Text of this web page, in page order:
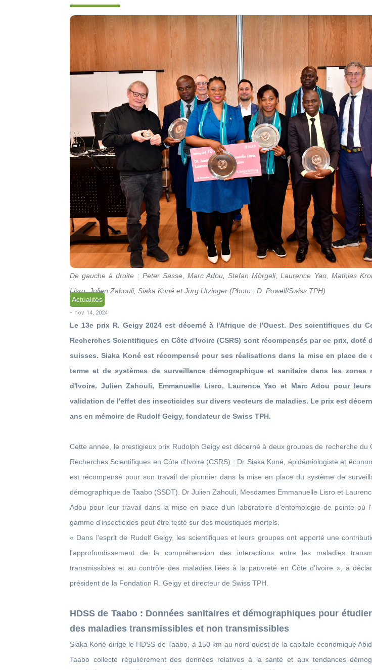
De gauche à droite : Peter Sasse, Marc Adou, Stefan Mörgeli, Laurence Yao, Mathias
Lisro, Julien Zahouli, Siaka Koné et Jürg Utzinger (Photo : D. Powell/Swiss TPH)
Actualités
- nov. 14, 2024
Le 13e prix R. Geigy 2024 est décerné à l'Afrique de l'Ouest. Des scientifiques du
Recherches Scientifiques en Côte d'Ivoire (CSRS) sont récompensés par ce prix, doté
suisses. Siaka Koné est récompensé pour ses réalisations dans la mise en place de
terme et de systèmes de surveillance démographique et sanitaire dans les zones
d'Ivoire. Julien Zahouli, Emmanuelle Lisro, Laurence Yao et Marc Adou pour
validation de l'effet des insecticides sur divers vecteurs de maladies. Le prix est
ans en mémoire de Rudolf Geigy, fondateur de Swiss TPH.
Cette année, le prestigieux prix Rudolph Geigy est décerné à deux groupes de recherche du
Recherches Scientifiques en Côte d'Ivoire (CSRS) : Dr Siaka Koné, épidémiologiste et
est récompensé pour son travail de pionnier dans la mise en place du système de
démographique de Taabo (SSDT). Dr Julien Zahouli, Mesdames Emmanuelle Lisro et
Adou pour leur travail dans la mise en place d'un laboratoire d'entomologie de pointe où
gamme d'insecticides peut être testé sur des moustiques mortels.
« Dans l'esprit de Rudolf Geigy, les scientifiques et leurs groupes ont apporté une
l'approfondissement de la compréhension des interactions entre les maladies
transmissibles et au contrôle des maladies liées à la pauvreté en Côte d'Ivoire », a
président de la Fondation R. Geigy et directeur de Swiss TPH.
HDSS de Taabo : Données sanitaires et démographiques pour
des maladies transmissibles et non transmissibles
Siaka Koné dirige le HDSS de Taabo, à 150 km au nord-ouest de la capitale économique
Taabo collecte régulièrement des données relatives à la santé et aux tendances